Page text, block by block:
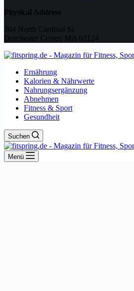
Physical Address
304 North Cardinal St.
Dorchester Center, MA 02124
Ernährung
Kalorien & Nährwerte
Nahrungsergänzung
Abnehmen
Fitness & Sport
Gesundheit
Suchen
Menü